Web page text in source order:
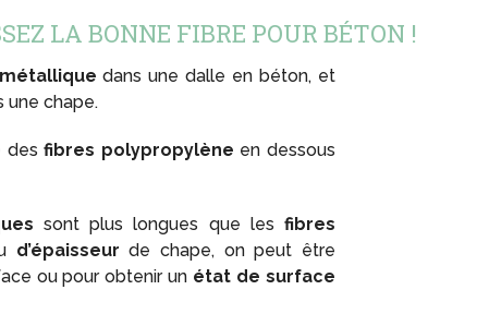
LA BONNE FIBRE POUR BÉTON !
dans une dalle en béton, et
une chape.
desfibres polypropylène en dessous
sont plus longues que lesfibres
d’épaisseur de chape, on peut être
ou pour obtenir un état de surface